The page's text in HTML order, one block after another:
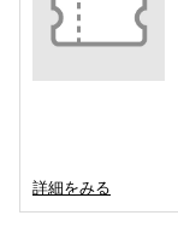
詳細をみる